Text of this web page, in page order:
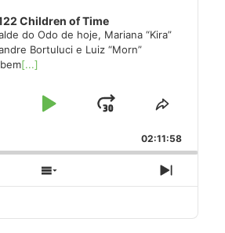
Children of Time
do Odo de hoje, Mariana “Kira”
Bortuluci e Luiz “Morn”
[...]
Play
Jump
Forward
Share
Episode
02:11:58
Show
Next